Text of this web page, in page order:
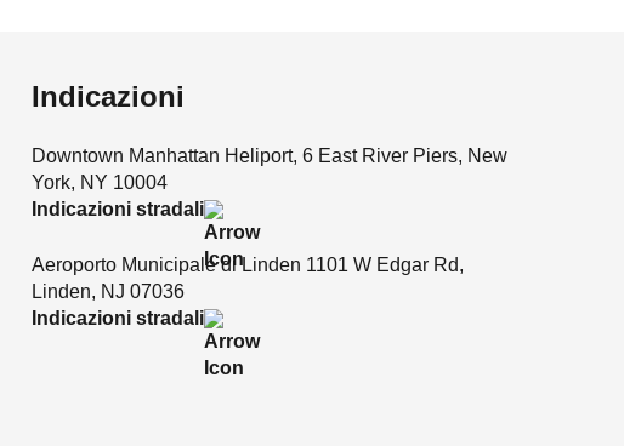
Indicazioni
Downtown Manhattan Heliport, 6 East River Piers, New
York, NY 10004
Indicazioni stradali
Aeroporto Municipale di Linden 1101 W Edgar Rd,
Linden, NJ 07036
Indicazioni stradali